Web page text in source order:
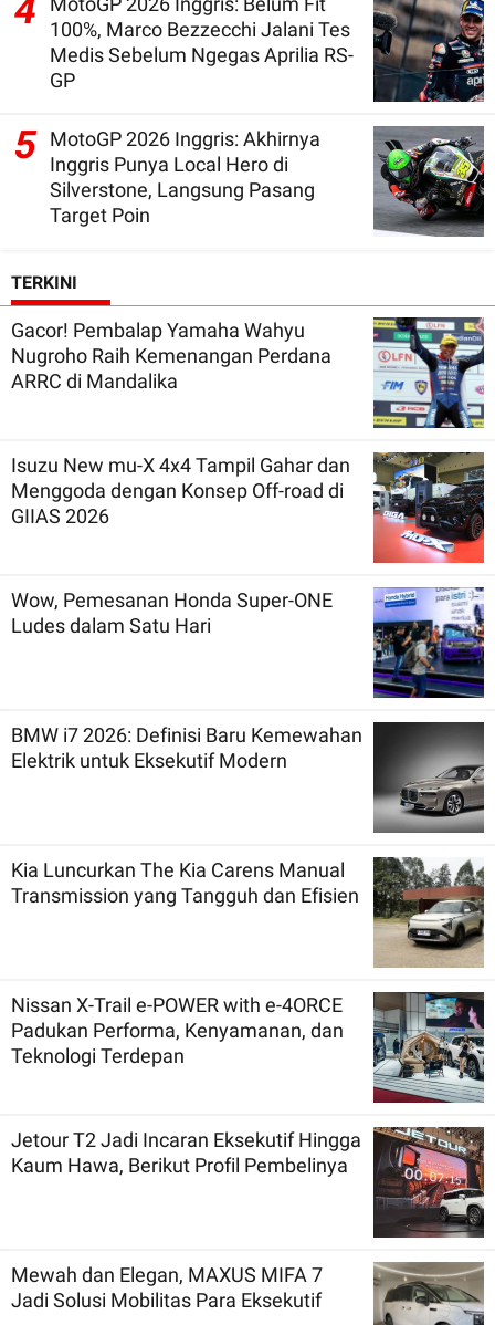
4
100%, Marco Bezzecchi Jalani Tes
Medis Sebelum Ngegas Aprilia RS-
GP
5 MotoGP 2026 Inggris: Akhirnya
Inggris Punya Local Hero di
Silverstone, Langsung Pasang
Target Poin
TERKINI
Gacor! Pembalap Yamaha Wahyu
Nugroho Raih Kemenangan Perdana
ARRC di Mandalika
Isuzu New mu-X 4x4 Tampil Gahar dan
Menggoda dengan Konsep Off-road di
GIIAS 2026
Wow, Pemesanan Honda Super-ONE
Ludes dalam Satu Hari
BMW i7 2026: Definisi Baru Kemewahan
Elektrik untuk Eksekutif Modern
Kia Luncurkan The Kia Carens Manual
Transmission yang Tangguh dan Efisien
Nissan X-Trail e-POWER with e-4ORCE
Padukan Performa, Kenyamanan, dan
Teknologi Terdepan
Jetour T2 Jadi Incaran Eksekutif Hingga
Kaum Hawa, Berikut Profil Pembelinya
Mewah dan Elegan, MAXUS MIFA 7
Jadi Solusi Mobilitas Para Eksekutif